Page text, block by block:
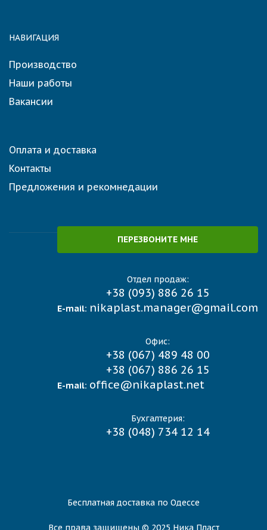
НАВИГАЦИЯ
Производство
Наши работы
Вакансии
Оплата и доставка
Контакты
Предложения и рекомнедации
ПЕРЕЗВОНИТЕ МНЕ
Отдел продаж:
+38 (093) 886 26 15
E-mail: nikaplast.manager@gmail.com
Офис:
+38 (067) 489 48 00
+38 (067) 886 26 15
E-mail: office@nikaplast.net
Бухгалтерия:
+38 (048) 734 12 14
Бесплатная доставка по Одессе
Все права защищены © 2025 Ника Пласт